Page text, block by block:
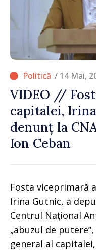
/ 14 Mai,
VIDEO //
capitalei,
denunț la
Ion Ceban
Fosta viceprimară
Irina Gutnic, a
Centrul Național
„abuzul de
general al